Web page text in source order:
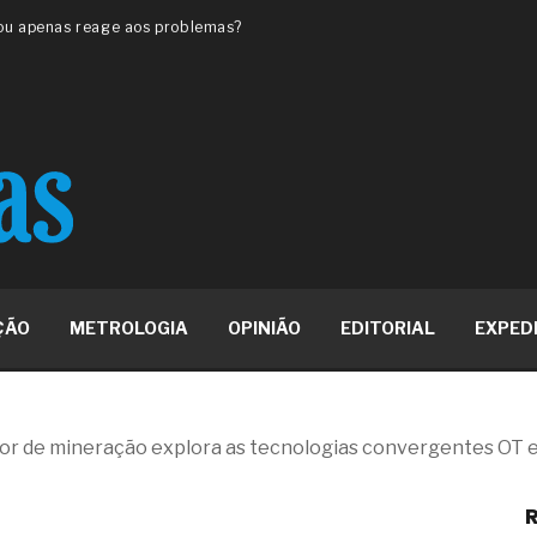
apenas reage aos problemas?
má-fé para tentar criar uma
ISO
metabólica
ânus
de ovário
da fadiga crônica
como estratégia
METROLOGIA OPINIÃO EDITORIAL
de mineração explora as tecnologias convergentes OT